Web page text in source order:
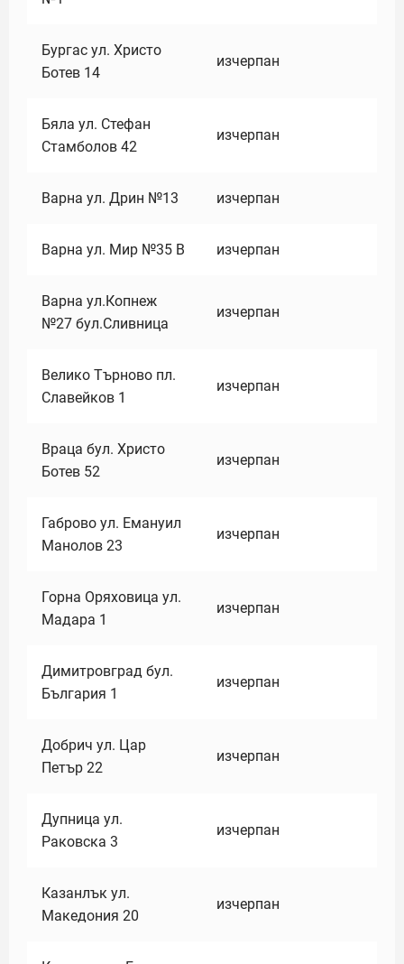
Бургас ул. Христо
Ботев 14
изчерпан
Бяла ул. Стефан
Стамболов 42
изчерпан
Варна ул. Дрин №13 изчерпан
Варна ул. Мир №35 В изчерпан
Варна ул.Копнеж
№27 бул.Сливница
изчерпан
Велико Търново пл.
Славейков 1
изчерпан
Враца бул. Христо
Ботев 52
изчерпан
Габрово ул. Емануил
Манолов 23
изчерпан
Горна Оряховица ул.
Мадара 1
изчерпан
Димитровград бул.
България 1
изчерпан
Добрич ул. Цар
Петър 22
изчерпан
Дупница ул.
Раковска 3
изчерпан
Казанлък ул.
Македония 20
изчерпан